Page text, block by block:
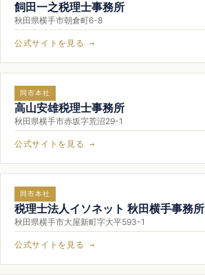
飼田一之税理士事務所
秋田県横手市朝倉町6-8
公式サイトを見る →
同市本社
高山安雄税理士事務所
秋田県横手市赤坂字荒沼29-1
公式サイトを見る →
同市本社
税理士法人イソネット 秋田横手事務所
秋田県横手市大屋新町字大平593-1
公式サイトを見る →